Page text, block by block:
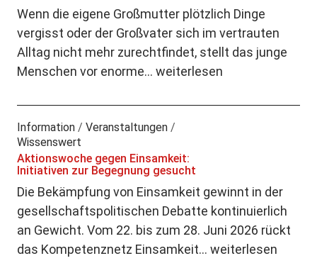
Wenn die eigene Großmutter plötzlich Dinge
vergisst oder der Großvater sich im vertrauten
Alltag nicht mehr zurechtfindet, stellt das junge
Menschen vor enorme… weiterlesen
Information/ Veranstaltungen/
Wissenswert
Aktionswoche gegen Einsamkeit:
Initiativen zur Begegnung gesucht
Die Bekämpfung von Einsamkeit gewinnt in der
gesellschaftspolitischen Debatte kontinuierlich
an Gewicht. Vom 22. bis zum 28. Juni 2026 rückt
das Kompetenznetz Einsamkeit… weiterlesen